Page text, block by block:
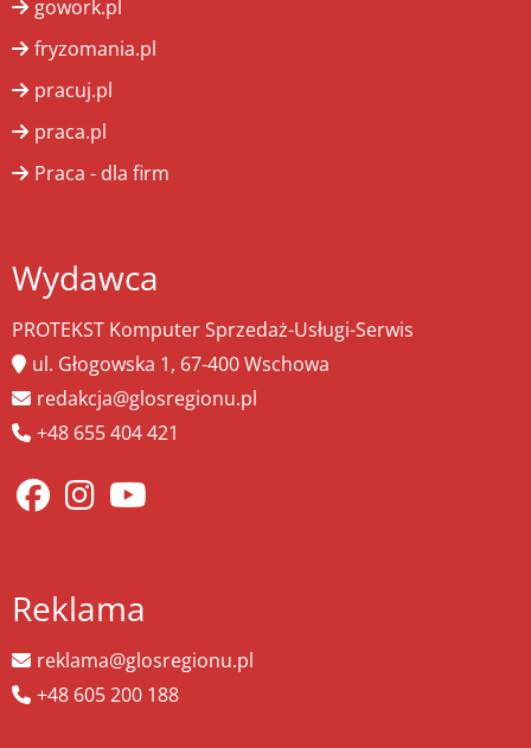
gowork.pl
fryzomania.pl
pracuj.pl
praca.pl
Praca - dla firm
Wydawca
PROTEKST Komputer Sprzedaż-Usługi-Serwis
ul. Głogowska 1, 67-400 Wschowa
redakcja@glosregionu.pl
+48 655 404 421
Reklama
reklama@glosregionu.pl
+48 605 200 188